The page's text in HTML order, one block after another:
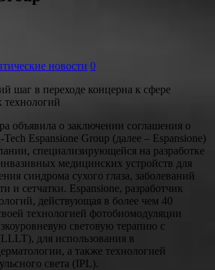
новости 0
шаг в переходе концерна к сфере
объявила о заключении соглашения о
Espansione Group (далее – Espansione)
специализирующейся на разработке
медицинских устройств для
синдрома сухого глаза, заболеваний
и сетчатки. Espansione, разработчик
действующая в более чем 40
технологией фотобиомодуляции
световую терапию с
для использования в
а также технологией
света (IPL).